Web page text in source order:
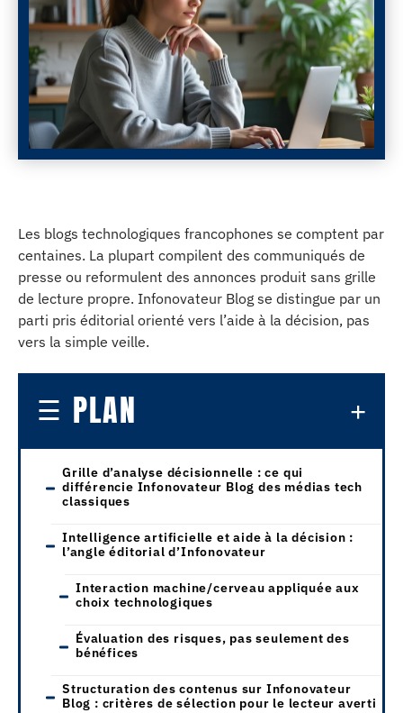
Les blogs technologiques francophones se comptent par
centaines. La plupart compilent des communiqués de
presse ou reformulent des annonces produit sans grille
de lecture propre. Infonovateur Blog se distingue par un
parti pris éditorial orienté vers l’aide à la décision, pas
vers la simple veille.
PLAN
Grille d’analyse décisionnelle : ce qui
différencie Infonovateur Blog des médias tech
classiques
Intelligence artificielle et aide à la décision :
l’angle éditorial d’Infonovateur
Interaction machine/cerveau appliquée aux
choix technologiques
Évaluation des risques, pas seulement des
bénéfices
Structuration des contenus sur Infonovateur
Blog : critères de sélection pour le lecteur averti